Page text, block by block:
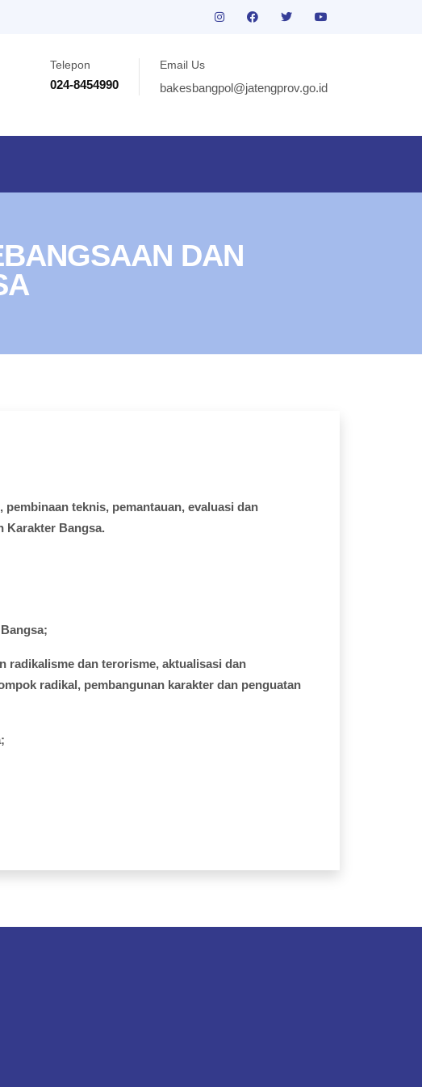
Telepon
024-8454990
Email Us
bakesbangpol@jatengprov.go.id
DAN
, pembinaan teknis, pemantauan, evaluasi dan
Karakter Bangsa.
radikalisme dan terorisme, aktualisasi dan
radikal, pembangunan karakter dan penguatan